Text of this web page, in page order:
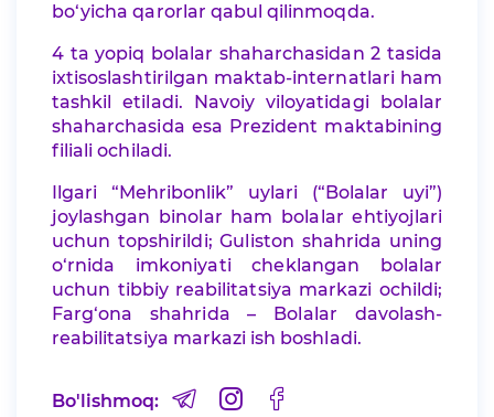
bo‘yicha qarorlar qabul qilinmoqda.
4 ta yopiq bolalar shaharchasidan 2 tasida
ixtisoslashtirilgan maktab-internatlari ham
tashkil etiladi. Navoiy viloyatidagi bolalar
shaharchasida esa Prezident maktabining
filiali ochiladi.
Ilgari “Mehribonlik” uylari (“Bolalar uyi”)
joylashgan binolar ham bolalar ehtiyojlari
uchun topshirildi; Guliston shahrida uning
o‘rnida imkoniyati cheklangan bolalar
uchun tibbiy reabilitatsiya markazi ochildi;
Farg‘ona shahrida – Bolalar davolash-
reabilitatsiya markazi ish boshladi.
Bo'lishmoq: